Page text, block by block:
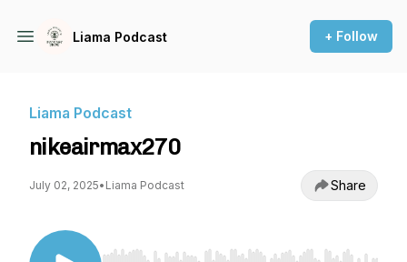
Liama Podcast + Follow
Liama Podcast
nikeairmax270
July 02, 2025• Liama Podcast Share